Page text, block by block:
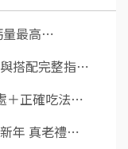
量最高⋯
搭配完整指⋯
＋正確吃法⋯
年 真老禮⋯